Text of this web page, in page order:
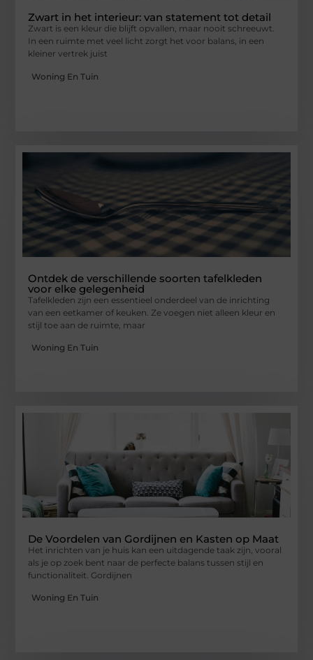
Zwart in het interieur: van statement tot detail
Zwart is een kleur die blijft opvallen, maar nooit schreeuwt.
In een ruimte met veel licht zorgt het voor balans, in een
kleiner vertrek juist
Woning En Tuin
Ontdek de verschillende soorten tafelkleden
voor elke gelegenheid
Tafelkleden zijn een essentieel onderdeel van de inrichting
van een eetkamer of keuken. Ze voegen niet alleen kleur en
stijl toe aan de ruimte, maar
Woning En Tuin
De Voordelen van Gordijnen en Kasten op Maat
Het inrichten van je huis kan een uitdagende taak zijn, vooral
als je op zoek bent naar de perfecte balans tussen stijl en
functionaliteit. Gordijnen
Woning En Tuin